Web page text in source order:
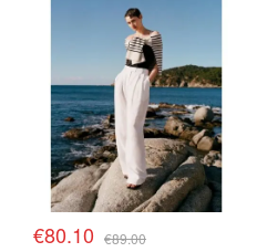
€80.10 €89.00